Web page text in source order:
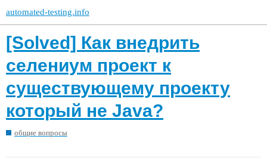
automated-testing.info
[Solved] Как внедрить
селениум проект к
существующему проекту
который не Java?
общие вопросы